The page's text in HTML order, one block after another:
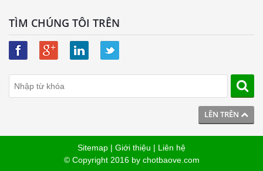
LÊN TRÊN
TÌM CHÚNG TÔI TRÊN
Sitemap | Giới thiệu | Liên hệ
© Copyright 2016 by chotbaove.com